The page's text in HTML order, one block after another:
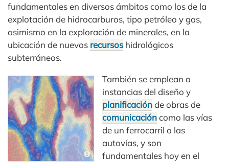
fundamentales en diversos ámbitos como los de la
explotación de hidrocarburos, tipo petróleo y gas,
asimismo en la exploración de minerales, en la
ubicación de nuevos recursoshidrológicos
subterráneos.
También se emplean a
instancias del diseño y
planificaciónde obras de
comunicacióncomo las vías
de un ferrocarril o las
autovías, y son
fundamentales hoy en el